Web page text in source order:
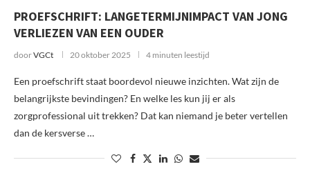
PROEFSCHRIFT: LANGETERMIJNIMPACT VAN JONG
VERLIEZEN VAN EEN OUDER
doorVGCt 20 oktober 2025 4 minuten leestijd
Een proefschrift staat boordevol nieuwe inzichten. Wat zijn de
belangrijkste bevindingen? En welke les kun jij er als
zorgprofessional uit trekken? Dat kan niemand je beter vertellen
dan de kersverse …